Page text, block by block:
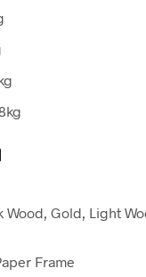
Wood, Gold, Light
Frame